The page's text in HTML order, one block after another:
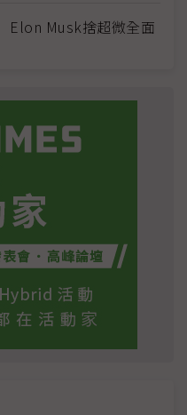
Elon Musk捨超微全面